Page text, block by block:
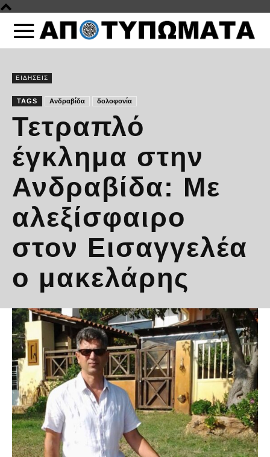
ΕΙΔΗΣΕΙΣ
TAGS Ανδραβίδα δολοφονία
Τετραπλό
έγκλημα στην
Ανδραβίδα: Με
αλεξίσφαιρο
στον Εισαγγελέα
ο μακελάρης